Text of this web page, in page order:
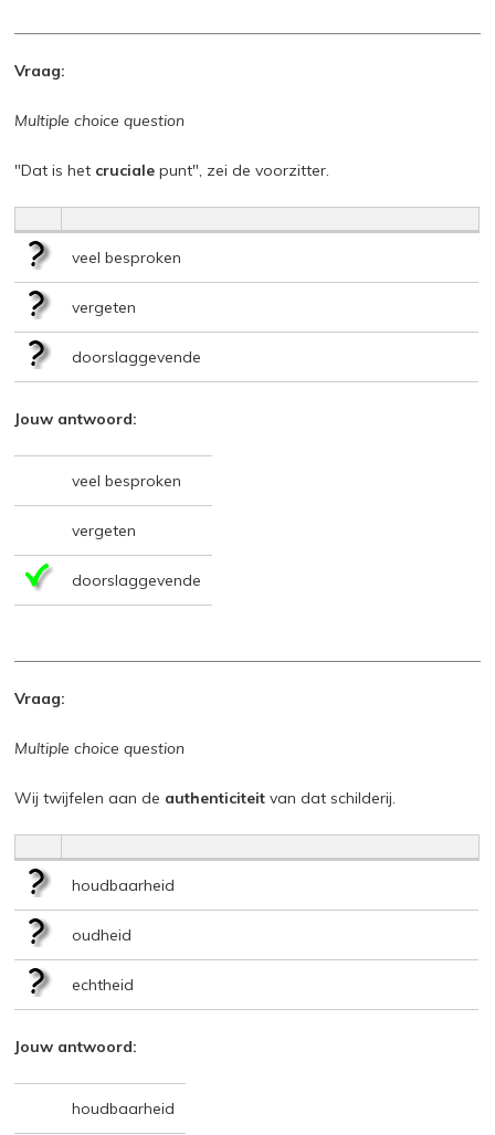
Vraag:
Multiple choice question
"Dat is het cruciale punt", zei de voorzitter.
veel besproken
vergeten
doorslaggevende
Jouw antwoord:
veel besproken
vergeten
doorslaggevende
Vraag:
Multiple choice question
Wij twijfelen aan de authenticiteit van dat schilderij.
houdbaarheid
oudheid
echtheid
Jouw antwoord:
houdbaarheid